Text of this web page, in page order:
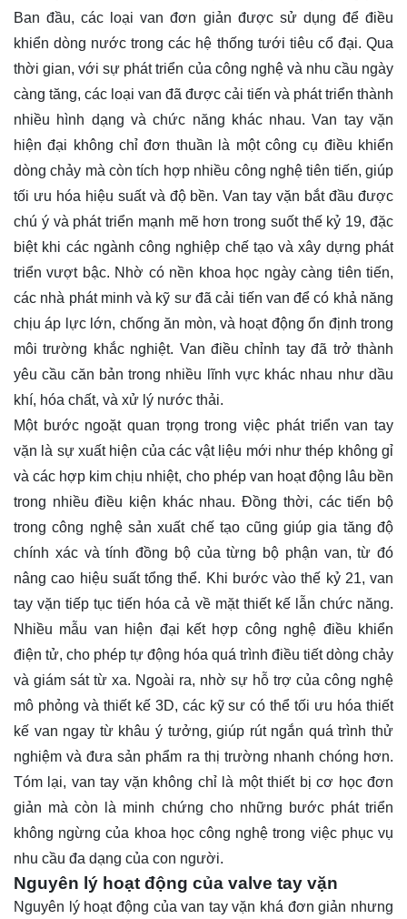
Ban đầu, các loại van đơn giản được sử dụng để điều
khiển dòng nước trong các hệ thống tưới tiêu cổ đại. Qua
thời gian, với sự phát triển của công nghệ và nhu cầu ngày
càng tăng, các loại van đã được cải tiến và phát triển thành
nhiều hình dạng và chức năng khác nhau. Van tay vặn
hiện đại không chỉ đơn thuần là một công cụ điều khiển
dòng chảy mà còn tích hợp nhiều công nghệ tiên tiến, giúp
tối ưu hóa hiệu suất và độ bền. Van tay vặn bắt đầu được
chú ý và phát triển mạnh mẽ hơn trong suốt thế kỷ 19, đặc
biệt khi các ngành công nghiệp chế tạo và xây dựng phát
triển vượt bậc. Nhờ có nền khoa học ngày càng tiên tiến,
các nhà phát minh và kỹ sư đã cải tiến van để có khả năng
chịu áp lực lớn, chống ăn mòn, và hoạt động ổn định trong
môi trường khắc nghiệt. Van điều chỉnh tay đã trở thành
yêu cầu căn bản trong nhiều lĩnh vực khác nhau như dầu
khí, hóa chất, và xử lý nước thải.
Một bước ngoặt quan trọng trong việc phát triển van tay
vặn là sự xuất hiện của các vật liệu mới như thép không gỉ
và các hợp kim chịu nhiệt, cho phép van hoạt động lâu bền
trong nhiều điều kiện khác nhau. Đồng thời, các tiến bộ
trong công nghệ sản xuất chế tạo cũng giúp gia tăng độ
chính xác và tính đồng bộ của từng bộ phận van, từ đó
nâng cao hiệu suất tổng thể. Khi bước vào thế kỷ 21, van
tay vặn tiếp tục tiến hóa cả về mặt thiết kế lẫn chức năng.
Nhiều mẫu van hiện đại kết hợp công nghệ điều khiển
điện tử, cho phép tự động hóa quá trình điều tiết dòng chảy
và giám sát từ xa. Ngoài ra, nhờ sự hỗ trợ của công nghệ
mô phỏng và thiết kế 3D, các kỹ sư có thể tối ưu hóa thiết
kế van ngay từ khâu ý tưởng, giúp rút ngắn quá trình thử
nghiệm và đưa sản phẩm ra thị trường nhanh chóng hơn.
Tóm lại, van tay vặn không chỉ là một thiết bị cơ học đơn
giản mà còn là minh chứng cho những bước phát triển
không ngừng của khoa học công nghệ trong việc phục vụ
nhu cầu đa dạng của con người.
Nguyên lý hoạt động của valve tay vặn
Nguyên lý hoạt động của van tay vặn khá đơn giản nhưng